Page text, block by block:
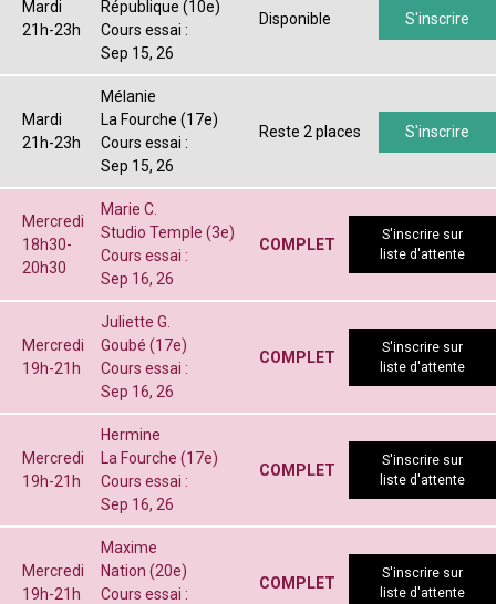
Mardi
21h-23h
République (10e)
Cours essai :
Sep 15, 26
Disponible S'inscrire
Mardi
21h-23h
Mélanie
La Fourche (17e)
Cours essai :
Sep 15, 26
Reste 2 places S'inscrire
Mercredi
18h30-
20h30
Marie C.
Studio Temple (3e)
Cours essai :
Sep 16, 26
COMPLET
S'inscrire sur
liste d'attente
Mercredi
19h-21h
Juliette G.
Goubé (17e)
Cours essai :
Sep 16, 26
COMPLET
S'inscrire sur
liste d'attente
Mercredi
19h-21h
Hermine
La Fourche (17e)
Cours essai :
Sep 16, 26
COMPLET
S'inscrire sur
liste d'attente
Mercredi
19h-21h
Maxime
Nation (20e)
Cours essai :
COMPLET
S'inscrire sur
liste d'attente